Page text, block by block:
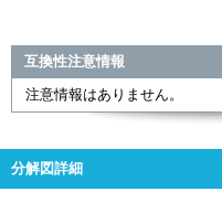
互換性注意情報
注意情報はありません。
分解図詳細